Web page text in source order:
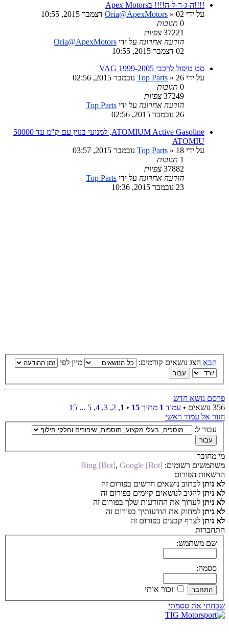
!!!!ה-ג-ר-ל-ה!!!! בApex Motors
על ידי
Oria@ApexMotors » 02 דצמבר 2015, 10:55
0 תגובות
37221 צפיות
הודעה אחרונה על ידי Oria@ApexMotors
02 דצמבר 2015, 10:55
סט טיפול לרכבי VAG 1999-2005
על ידי
Top Parts » 26 נובמבר 2015, 02:56
0 תגובות
37249 צפיות
הודעה אחרונה על ידי Top Parts
26 נובמבר 2015, 02:56
ATOMIUM Active Gasoline, למנועי בנזין עם ק"מ עד 50000
ATOMIU
על ידי
Top Parts » 18 נובמבר 2015, 03:57
1 תגובות
37882 צפיות
הודעה אחרונה על ידי Top Parts
23 נובמבר 2015, 10:36
הבא הצג נושאים קודמים: מיין לפי
פרסם נושא חדש
356 נושאים •
עמוד 1 מתוך 15
•
1
,
2
,
3
,
4
,
5
...
15
חזור אל עמוד ראשי
עבור ל:
מי מחובר
משתמשים רשומים:
Bing [Bot], Google [Bot]
הרשאות הפורום
לא ניתן לכתוב נושאים חדשים בפורום זה
לא ניתן להגיב לנושאים קיימים בפורום זה
לא ניתן לערוך את ההודעות שלך בפורום זה
לא ניתן למחוק את הודעותיך בפורום זה
לא ניתן לצרף קבצים בפורום זה
התחברות
שם משתמש:
ססמה:
זכור אותי
שכחתי את ססמתי